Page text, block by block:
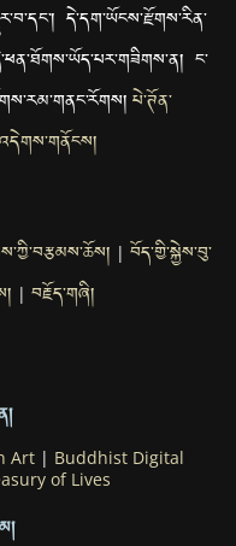
དེ་དག་ཡོངས་རྫོགས་རིན་
ང་
པེ་ཊོན་
བོད་གྱི་སྐྱེས་བུ་
བརྗོད་གཞི།
Art| Buddhist Digital
of Lives